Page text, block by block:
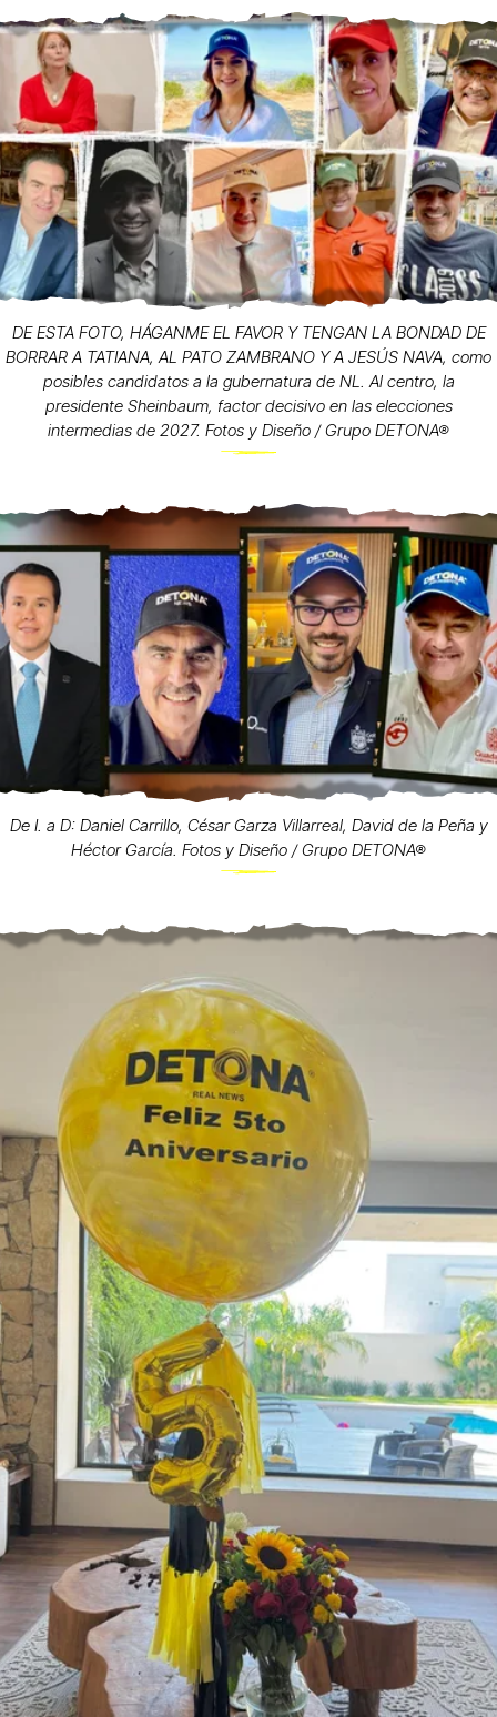
DE ESTA FOTO, HÁGANME EL FAVOR Y TENGAN LA BONDAD DE
BORRAR A TATIANA, AL PATO ZAMBRANO Y A JESÚS NAVA, como
posibles candidatos a la gubernatura de NL. Al centro, la
presidente Sheinbaum, factor decisivo en las elecciones
intermedias de 2027. Fotos y Diseño / Grupo DETONA®
De I. a D: Daniel Carrillo, César Garza Villarreal, David de la Peña y
Héctor García. Fotos y Diseño / Grupo DETONA®